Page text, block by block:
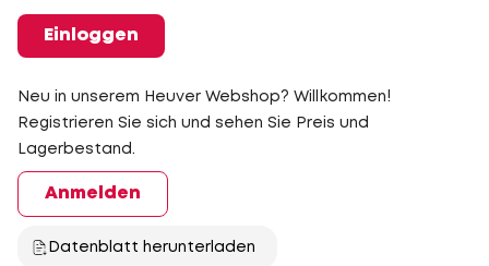
Einloggen
Neu in unserem Heuver Webshop? Willkommen!
Registrieren Sie sich und sehen Sie Preis und
Lagerbestand.
Anmelden
Datenblatt herunterladen